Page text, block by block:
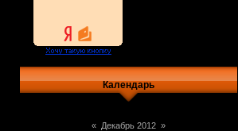
Календарь
« Декабрь 2012 »